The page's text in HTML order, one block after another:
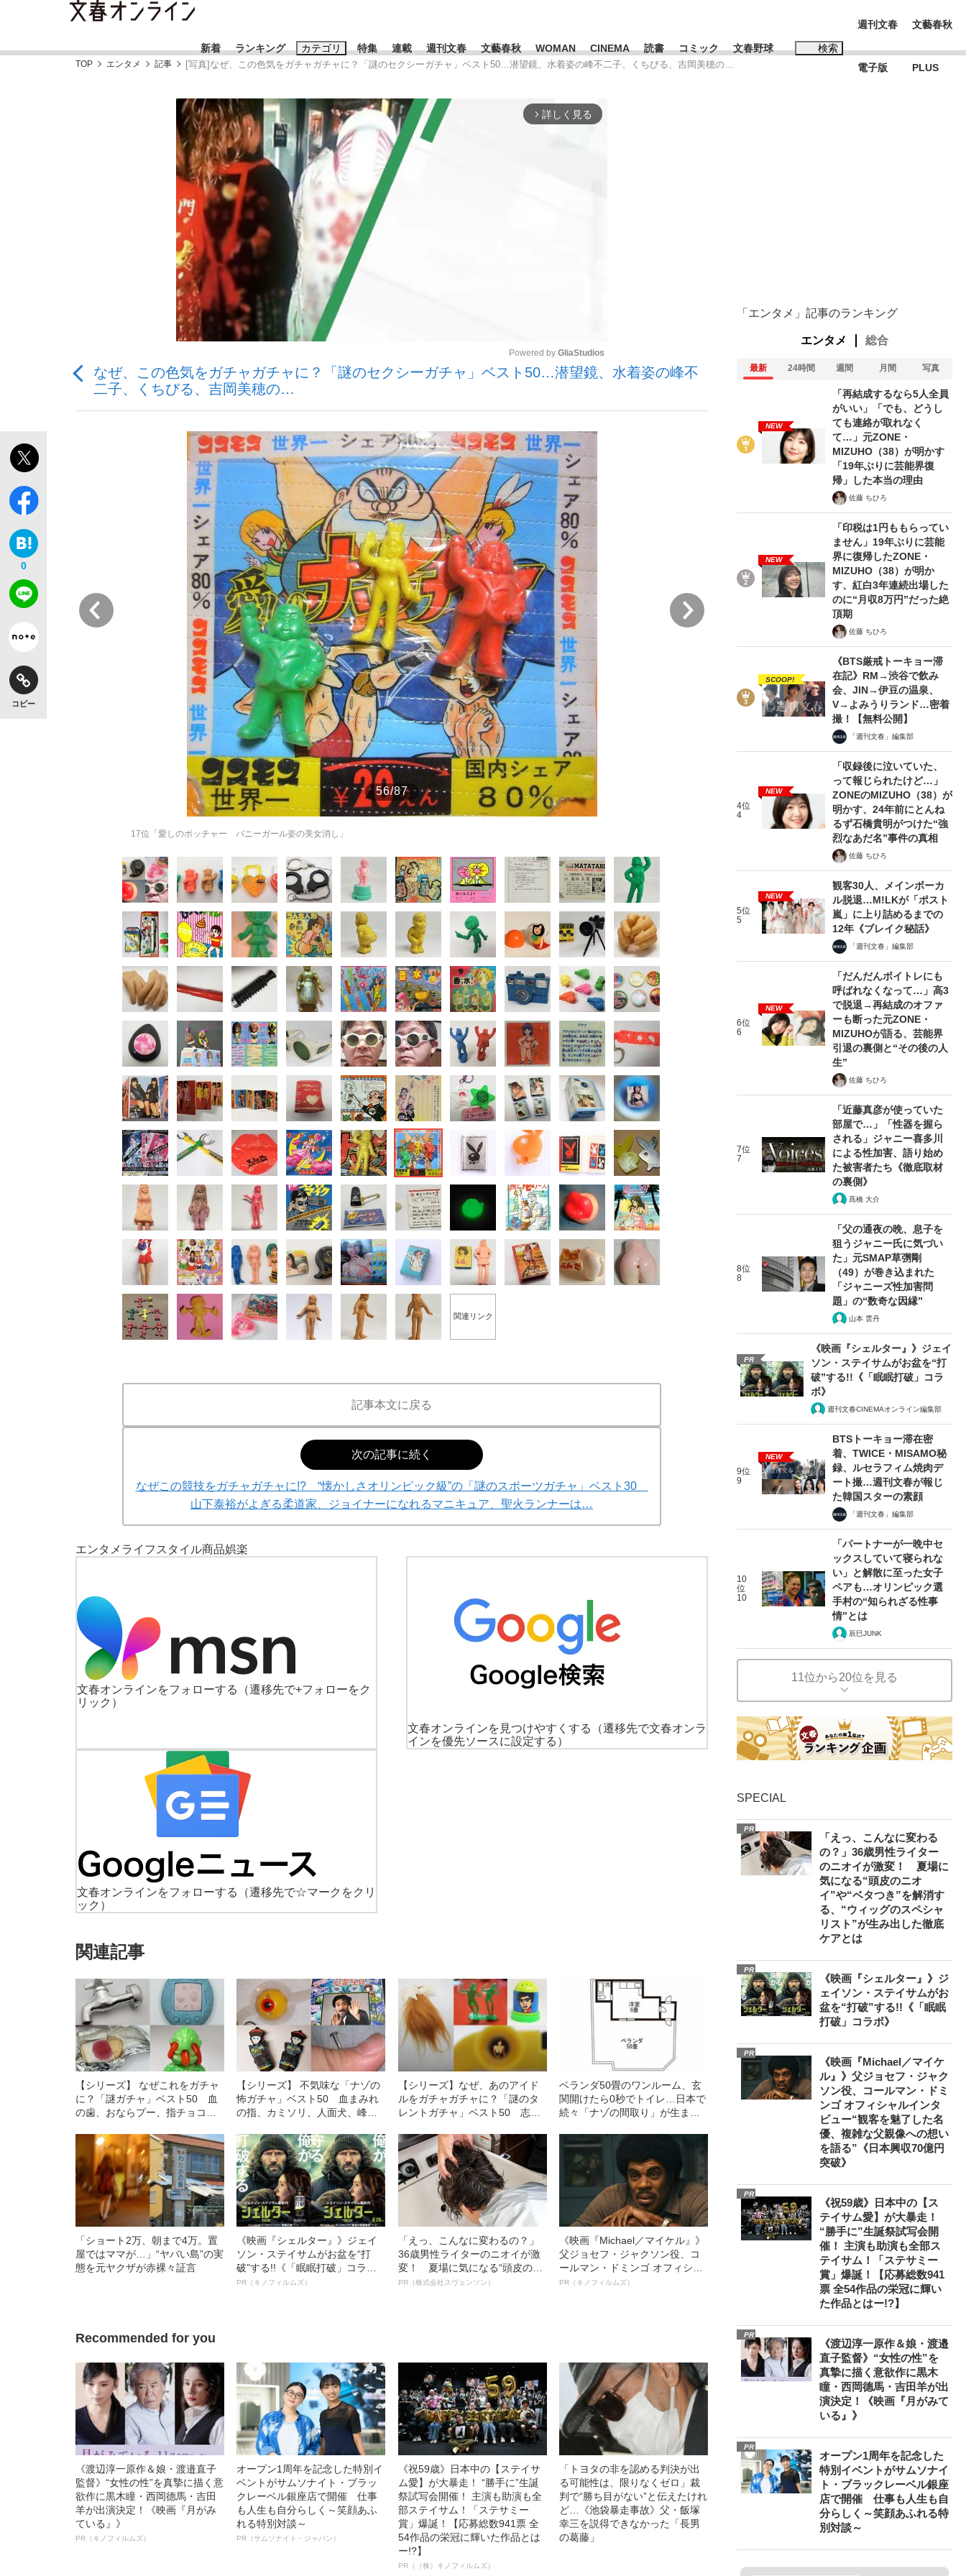
新着 ランキング カテゴリ
《BTS厳戒トーキョー滞在記》RM→渋谷で飲み会、JIN→伊豆の...
「最悪の空気のまま解散」WBC日本代表“敗戦”の真実 選手が明かす... 「敗因分析は一切聞かれなかった」侍ジャパン選手が証言した“NPB聞...
「クマが悪者扱いされているのが悲しい」『北の国から』倉本聰氏（91...
もっと見る
特集
終戦から81年
私のあのとき、私のいま
観る将棋、読む将棋
キングの誕生を、目撃せよ。
もっと見る
連載 週刊文春 文藝春秋 WOMAN CINEMA 読書 コミック 文春野球 検索
おすすめのキーワードタグ一覧
#藤田晋 #三山凌輝 #高市早苗
#玉木雄一郎
#亀和田武
週刊文春
電子版
文藝春秋
PLUS
TOP エンタメ 記事 [写真]なぜ、この色気をガチャガチャに？「謎のセクシーガチャ」ベスト50…潜望鏡、水着姿の峰不二子、くちびる、吉岡美穂の…
arrow_forward_ios 詳しく見る
Powered by GliaStudios
なぜ、この色気をガチャガチャに？「謎のセクシーガチャ」ベスト50…潜望鏡、水着姿の峰不
二子、くちびる、吉岡美穂の…
0
コピー
56/87
17位「愛しのボッチャー バニーガール姿の美女消し」
関連リンク
記事本文に戻る
次の記事に続く
なぜこの競技をガチャガチャに!? “懐かしさオリンピック級”の「謎のスポーツガチャ」ベスト30
山下泰裕がよぎる柔道家、ジョイナーになれるマニキュア、聖火ランナーは…
エンタメ ライフスタイル商品娯楽
文春オンラインをフォローする
（遷移先で+フォローをク
リック）
文春オンラインを見つけやすくする
（遷移先で文春オンラ
インを優先ソースに設定する）
文春オンラインをフォローする
（遷移先で☆マークをクリ
ック）
関連記事
【シリーズ】 なぜこれをガチャ
に？「謎ガチャ」ベスト50 血
の歯、おならプー、指チョコ、
【シリーズ】 不気味な「ナゾの
怖ガチャ」ベスト50 血まみれ
の指、カミソリ、人面犬、峰不
【シリーズ】なぜ、あのアイド
ルをガチャガチャに？「謎のタ
レントガチャ」ベスト50 志村
MEGUMI覗き見、宮崎美子の…
ベランダ50畳のワンルーム、玄
関開けたら0秒でトイレ…日本で
続々「ナゾの間取り」が生まれ
「ショート2万、朝まで4万。置
屋ではママが…」“ヤバい島”の実
態を元ヤクザが赤裸々証言
《映画『シェルター』》ジェイ
ソン・ステイサムがお盆を“打
破”する!!《「眠眠打破」コラ
ボ》
PR（キノフィルムズ）
「えっ、こんなに変わるの？」
36歳男性ライターのニオイが激
変！ 夏場に気になる“頭皮のニ
オイ”や“ベタつき”を解消す
PR（株式会社スヴェンソン）
《映画『Michael／マイケル』》
父ジョセフ・ジャクソン役、コ
ールマン・ドミンゴ オフィシャ
ルインタビュー“観客を魅了した
PR（キノフィルムズ）
Recommended for you
《渡辺淳一原作＆娘・渡邉直子
監督》“女性の性”を真摯に描く意
欲作に黒木瞳・西岡德馬・吉田
羊が出演決定！《映画『月がみ
ている』》
PR（キノフィルムズ）
オープン1周年を記念した特別イ
ベントがサムソナイト・ブラッ
クレーベル銀座店で開催 仕事
も人生も自分らしく～笑顔あふ
れる特別対談～
PR（サムソナイト・ジャパン）
《祝59歳》日本中の【ステイサ
ム愛】が大暴走！ “勝手に”生誕
祭試写会開催！ 主演も助演も全
部ステイサム！「ステサミー
賞」爆誕！【応募総数941票 全
54作品の栄冠に輝いた作品とは
ー!?】
PR（（株）キノフィルムズ）
「トヨタの非を認める判決が出
る可能性は、限りなくゼロ」裁
判で“勝ち目がない”と伝えたけれ
ど…《池袋暴走事故》父・飯塚
幸三を説得できなかった「長男
の葛藤」
「エンタメ」記事のランキング
エンタメ 総合
最新 24時間 週間 月間 写真
NEW
「再結成するなら5人全員
がいい」「でも、どうし
ても連絡が取れなく
て…」元ZONE・
MIZUHO（38）が明かす
「19年ぶりに芸能界復
帰」した本当の理由
佐藤 ちひろ
NEW
「印税は1円ももらってい
ません」19年ぶりに芸能
界に復帰したZONE・
MIZUHO（38）が明か
す、紅白3年連続出場した
のに“月収8万円”だった絶
頂期
佐藤 ちひろ
SCOOP!
《BTS厳戒トーキョー滞
在記》RM→渋谷で飲み
会、JIN→伊豆の温泉、
V→よみうりランド…密着
撮！【無料公開】
「週刊文春」編集部
4位
4
NEW
「収録後に泣いていた、
って報じられたけど…」
ZONEのMIZUHO（38）が
明かす、24年前にとんね
るず石橋貴明がつけた“強
烈なあだ名”事件の真相
佐藤 ちひろ
5位
5
NEW
観客30人、メインボーカ
ル脱退…M!LKが「ポスト
嵐」に上り詰めるまでの
12年《ブレイク秘話》
「週刊文春」編集部
6位
6
NEW
「だんだんボイトレにも
呼ばれなくなって…」高3
で脱退→再結成のオファ
ーも断った元ZONE・
MIZUHOが語る、芸能界
引退の裏側と“その後の人
生”
佐藤 ちひろ
7位
7
「近藤真彦が使っていた
部屋で…」「性器を握ら
される」ジャニー喜多川
による性加害、語り始め
た被害者たち《徹底取材
の裏側》
髙橋 大介
8位
8
「父の通夜の晩、息子を
狙うジャニー氏に気づい
た」元SMAP草彅剛
（49）が巻き込まれた
「ジャニーズ性加害問
題」の“数奇な因縁”
山本 雲丹
PR
《映画『シェルター』》ジェイ
ソン・ステイサムがお盆を“打
破”する!!《「眠眠打破」コラ
ボ》
週刊文春CINEMAオンライン編集部
9位
9
NEW
BTSトーキョー滞在密
着、TWICE・MISAMO秘
録、ルセラフィム焼肉デ
ート撮…週刊文春が報じ
た韓国スターの素顔
「週刊文春」編集部
10
位
10
「パートナーが一晩中セ
ックスしていて寝られな
い」と解散に至った女子
ペアも…オリンピック選
手村の“知られざる性事
情”とは
辰巳JUNK
11位から20位を見る
SPECIAL
PR
「えっ、こんなに変わる
の？」36歳男性ライター
のニオイが激変！ 夏場に
気になる“頭皮のニオ
イ”や“ベタつき”を解消す
る、“ウィッグのスペシャ
リスト”が生み出した徹底
ケアとは
PR
《映画『シェルター』》ジ
ェイソン・ステイサムがお
盆を“打破”する!!《「眠眠
打破」コラボ》
PR
《映画『Michael／マイケ
ル』》父ジョセフ・ジャク
ソン役、コールマン・ドミ
ンゴ オフィシャルインタ
ビュー“観客を魅了した名
優、複雑な父親像への想い
を語る”《日本興収70億円
突破》
PR
《祝59歳》日本中の【ス
テイサム愛】が大暴走！
“勝手に”生誕祭試写会開
催！ 主演も助演も全部ス
テイサム！「ステサミー
賞」爆誕！【応募総数941
票 全54作品の栄冠に輝い
た作品とはー!?】
PR
《渡辺淳一原作＆娘・渡邉
直子監督》“女性の性”を
真摯に描く意欲作に黒木
瞳・西岡德馬・吉田羊が出
演決定！《映画『月がみて
いる』》
PR
オープン1周年を記念した
特別イベントがサムソナイ
ト・ブラックレーベル銀座
店で開催 仕事も人生も自
分らしく～笑顔あふれる特
別対談～